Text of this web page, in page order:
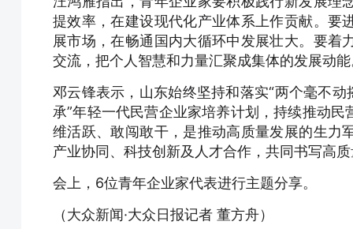
提效率，在建设现代化产业体系上作贡献。要
展市场，在畅通国内大循环中发展壮大。要着
交流，把个人智慧和力量汇聚成集体的发展动
邓云锋表示，山东始终坚持和落实“两个毫不
承”年轻一代民营企业家培养计划，持续推动
维活跃、敢闯敢干，是推动高质量发展的生力
产业协同、科技创新及人才合作，共同书写高
会上，6位青年企业家代表进行主题分享。
（大众新闻·大众日报记者 董方舟）